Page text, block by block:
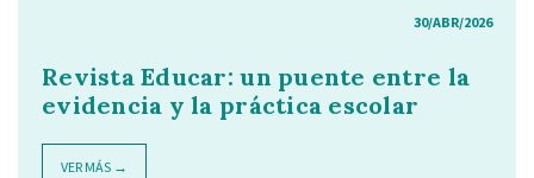
30/ABR/2026
Revista Educar: un puente entre la
evidencia y la práctica escolar
VER MÁS →